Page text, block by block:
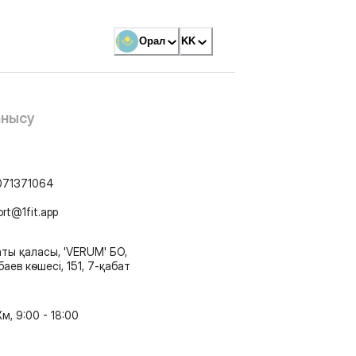
Орал KK
қаласы, 'VERUM' БО,
көшесі, 151, 7-қабат
9:00 - 18:00